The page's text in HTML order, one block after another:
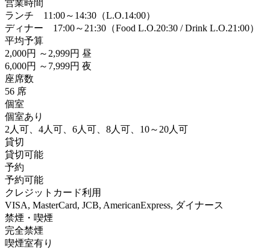
営業時間
ランチ 11:00～14:30（L.O.14:00）
ディナー 17:00～21:30（Food L.O.20:30 / Drink L.O.21:00）
平均予算
2,000円 ～2,999円 昼
6,000円 ～7,999円 夜
座席数
56 席
個室
個室あり
2人可、4人可、6人可、8人可、10～20人可
貸切
貸切可能
予約
予約可能
クレジットカード利用
VISA, MasterCard, JCB, AmericanExpress, ダイナース
禁煙・喫煙
完全禁煙
喫煙室有り